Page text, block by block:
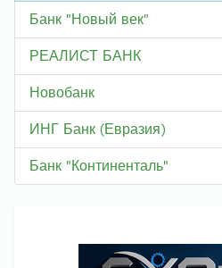
Банк "Новый век"
РЕАЛИСТ БАНК
Новобанк
ИНГ Банк (Евразия)
Банк "Континенталь"